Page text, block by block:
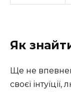
Як
Ще не
своєї